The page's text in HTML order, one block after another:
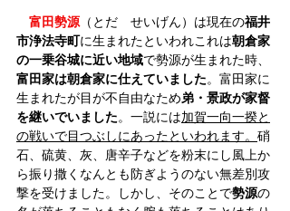
富田勢源 （とだ　せいげん）は現在の福井
市浄法寺町に生まれたといわれこれは朝倉家
の一乗谷城に近い地域で勢源が生まれた時、
富田家は朝倉家に仕えていました。富田家に
生まれたが目が不自由なため弟・景政が家督
を継いでいました。一説には加賀一向一揆と
の戦いで目つぶしにあったといわれます。 硝
石、硫黄、灰、唐辛子などを粉末にし風上か
ら振り撒くなんとも防ぎようのない無差別攻
撃を受けました。しかし、そのことで勢源の